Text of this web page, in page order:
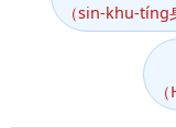
（sin-khu-tíng